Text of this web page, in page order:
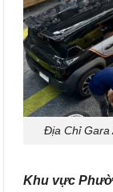
Địa Chỉ Gara
Khu vực